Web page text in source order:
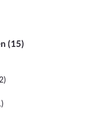
(15)